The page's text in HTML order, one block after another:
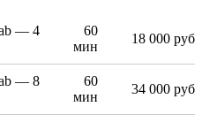
— 4
60
мин
18 000 руб
— 8
60
мин
34 000 руб